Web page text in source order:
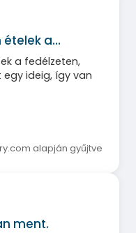
ételek a…
a fedélzeten,
ideig, így van
alapján gyűjtve
ment.